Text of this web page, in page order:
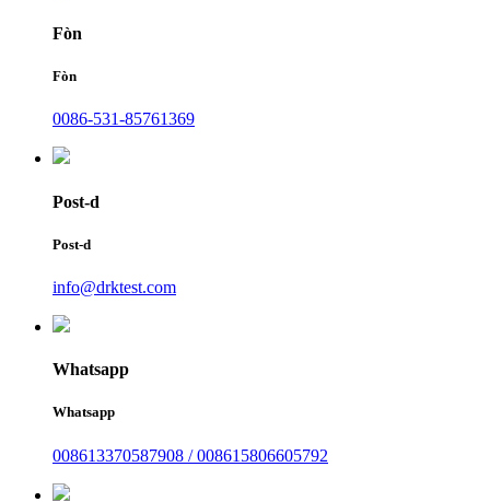
Fòn
Fòn
0086-531-85761369
Post-d
Post-d
info@drktest.com
Whatsapp
Whatsapp
008613370587908 / 008615806605792